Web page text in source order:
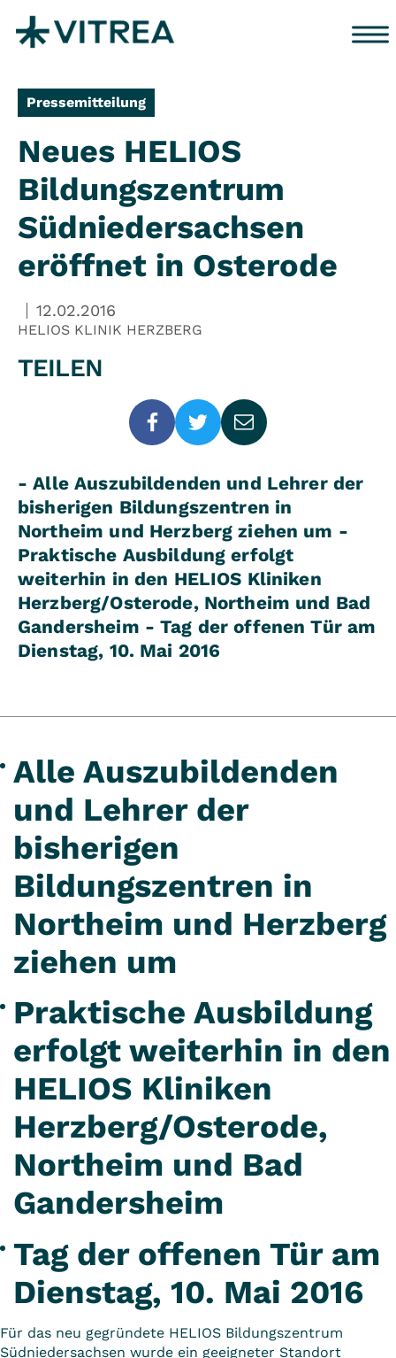
Pressemitteilung
Neues HELIOS
Bildungszentrum
Südniedersachsen
eröffnet in Osterode
12.02.2016
HELIOS KLINIK HERZBERG
TEILEN
- Alle Auszubildenden und Lehrer der
bisherigen Bildungszentren in
Northeim und Herzberg ziehen um -
Praktische Ausbildung erfolgt
weiterhin in den HELIOS Kliniken
Herzberg/Osterode, Northeim und Bad
Gandersheim - Tag der offenen Tür am
Dienstag, 10. Mai 2016
Alle Auszubildenden
und Lehrer der
bisherigen
Bildungszentren in
Northeim und Herzberg
ziehen um
Praktische Ausbildung
erfolgt weiterhin in den
HELIOS Kliniken
Herzberg/Osterode,
Northeim und Bad
Gandersheim
Tag der offenen Tür am
Dienstag, 10. Mai 2016
Für das neu gegründete HELIOS Bildungszentrum
Südniedersachsen wurde ein geeigneter Standort